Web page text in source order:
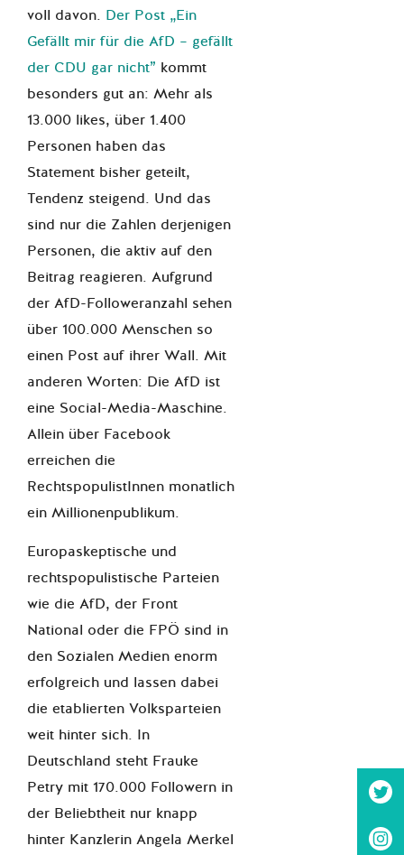
voll davon. Der Post „Ein
Gefällt mir für die AfD – gefällt
der CDU gar nicht” kommt
besonders gut an: Mehr als
13.000 likes, über 1.400
Personen haben das
Statement bisher geteilt,
Tendenz steigend. Und das
sind nur die Zahlen derjenigen
Personen, die aktiv auf den
Beitrag reagieren. Aufgrund
der AfD-Followeranzahl sehen
über 100.000 Menschen so
einen Post auf ihrer Wall. Mit
anderen Worten: Die AfD ist
eine Social-Media-Maschine.
Allein über Facebook
erreichen die
RechtspopulistInnen monatlich
ein Millionenpublikum.
Europaskeptische und
rechtspopulistische Parteien
wie die AfD, der Front
National oder die FPÖ sind in
den Sozialen Medien enorm
erfolgreich und lassen dabei
die etablierten Volksparteien
weit hinter sich. In
Deutschland steht Frauke
Petry mit 170.000 Followern in
der Beliebtheit nur knapp
hinter Kanzlerin Angela Merkel